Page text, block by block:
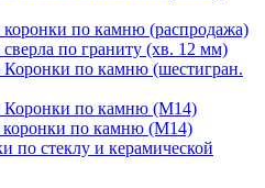
по камню (распродажа)
по граниту (хв. 12 мм)
по камню (шестигран.
по камню (M14)
по камню (M14)
по стеклу и керамической